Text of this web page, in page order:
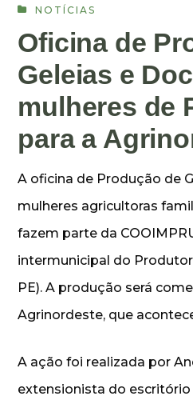
NOTÍCIAS
Oficina de
Geleias e
mulheres de
para a
A oficina de Produção de
mulheres agricultoras
fazem parte da
intermunicipal do
PE). A produção será
Agrinordeste, que
A ação foi realizada por
extensionista do